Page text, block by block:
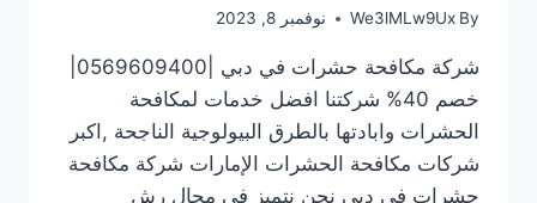
By
We3lMLw9Ux نوفمبر 8, 2023
خصم 40% شركتنا افضل خدمات لمكافحة
الحشرات وابادتها بالطرق البيولوجية الناجحة ,اكبر
شركات مكافحة الحشرات الإمارات شركة مكافحة
حشرات في دبي نحن نتميز فى مجال رش